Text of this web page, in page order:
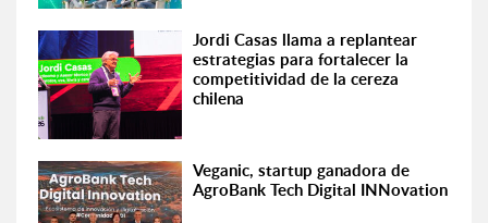
Jordi Casas llama a replantear
estrategias para fortalecer la
competitividad de la cereza
chilena
Veganic, startup ganadora de
AgroBank Tech Digital INNovation